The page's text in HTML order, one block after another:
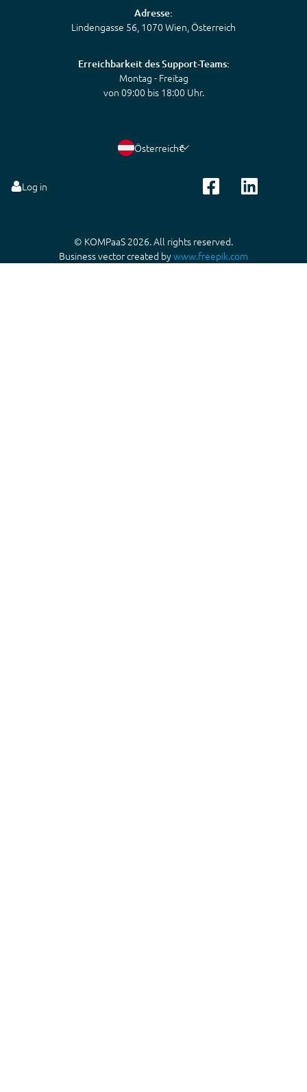
Adresse:
Lindengasse 56, 1070 Wien, Österreich
Erreichbarkeit des Support-Teams:
Montag - Freitag
von 09:00 bis 18:00 Uhr.
Österreich€
Log in
© KOMPaaS 2026. All rights reserved.
Business vector created bywww.freepik.com